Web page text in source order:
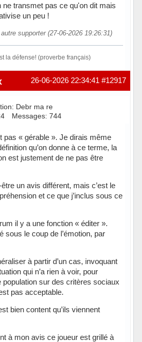
ne transmet pas ce qu'on dit mais
un peu !
supporter (27-06-2026 19:26:31)
la défense! (proverbe français)
#12917
26-06-2026 22:34:41
Debr ma re
Messages: 744
pas « gérable ». Je dirais même
qu’on donne à ce terme, la
est justement de ne pas être
un avis différent, mais c’est le
et ce que j’inclus sous ce
il y a une fonction « éditer ».
sous le coup de l’émotion, par
à partir d’un cas, invoquant
qui n’a rien à voir, pour
population sur des critères sociaux
pas acceptable.
bien content qu’ils viennent
à mon avis ce joueur est grillé à